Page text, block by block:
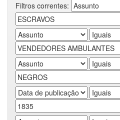
Filtros correntes: